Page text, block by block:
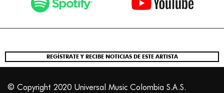
REGÍSTRATE Y RECIBE NOTICIAS DE ESTE ARTISTA
© Copyright 2020 Universal Music Colombia S.A.S.